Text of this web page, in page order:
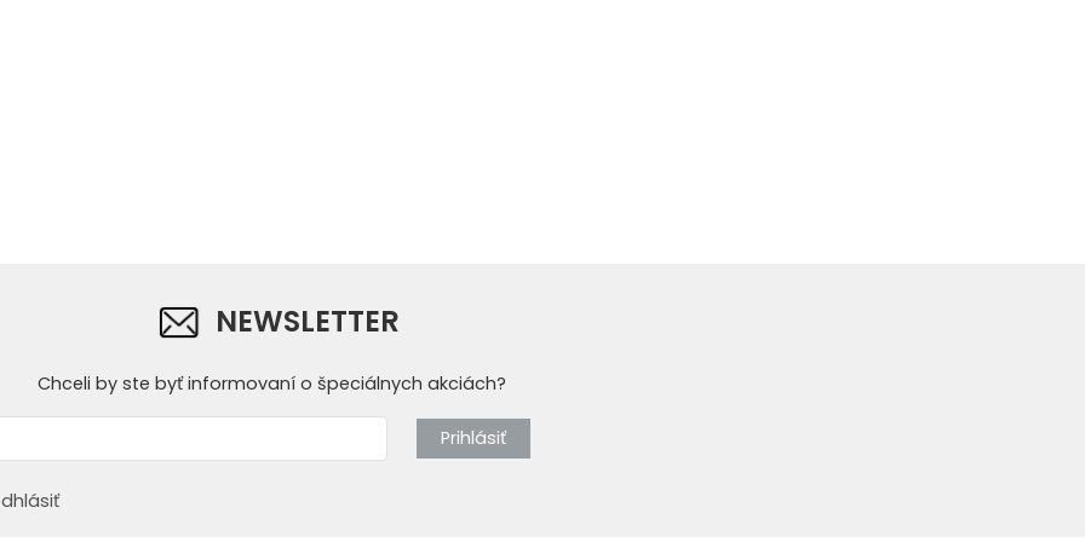
NEWSLETTER
Chceli by ste byť informovaní o špeciálnych akciách?
Prihlásiť